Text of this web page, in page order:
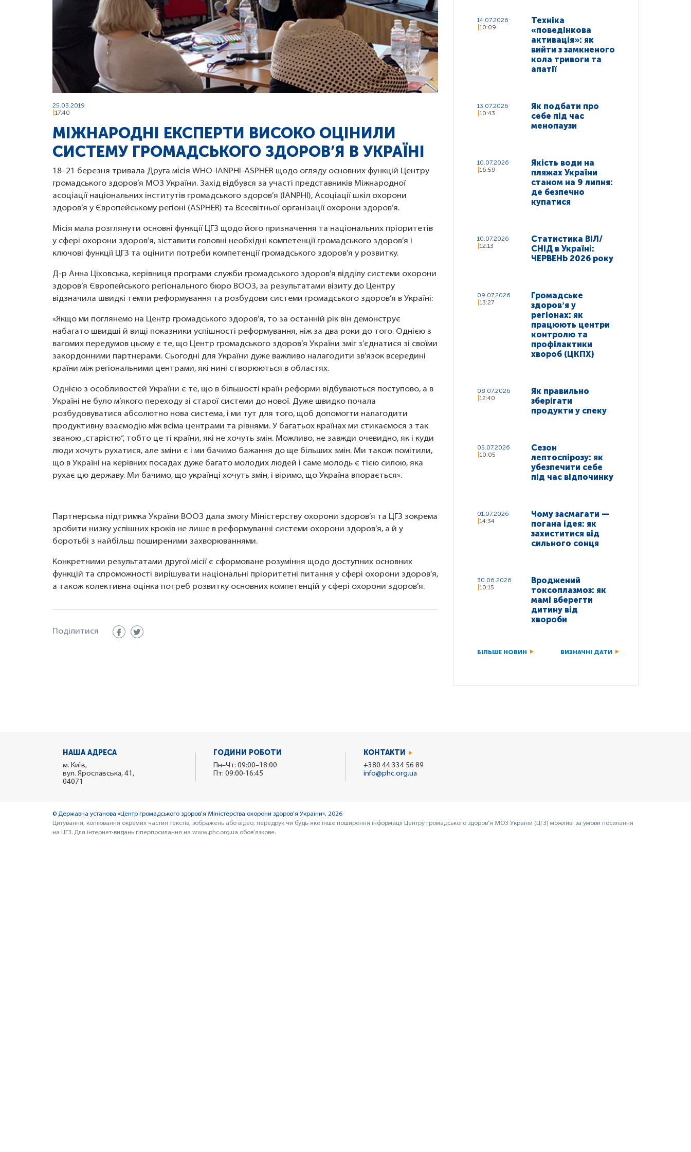
25.03.2019
17:40
МІЖНАРОДНІ ЕКСПЕРТИ ВИСОКО ОЦІНИЛИ
СИСТЕМУ ГРОМАДСЬКОГО ЗДОРОВ’Я В УКРАЇНІ
18–21 березня тривала Друга місія WHO-IANPHI-ASPHER щодо огляду основних функцій Центру
громадського здоров’я МОЗ України. Захід відбувся за участі представників Міжнародної
асоціації національних інститутів громадського здоров’я (IANPHI), Асоціації шкіл охорони
здоров’я у Європейському регіоні (ASPHER) та Всесвітньої організації охорони здоров’я.
Місія мала розглянути основні функції ЦГЗ щодо його призначення та національних пріоритетів
у сфері охорони здоров’я, зіставити головні необхідні компетенції громадського здоров’я і
ключові функції ЦГЗ та оцінити потреби компетенції громадського здоров’я у розвитку.
Д-р Анна Ціховська, керівниця програми служби громадського здоров’я відділу системи охорони
здоров’я Європейського регіонального бюро ВООЗ, за результатами візиту до Центру
відзначила швидкі темпи реформування та розбудови системи громадського здоров’я в Україні:
«Якщо ми поглянемо на Центр громадського здоров’я, то за останній рік він демонструє
набагато швидші й вищі показники успішності реформування, ніж за два роки до того. Однією з
вагомих передумов цьому є те, що Центр громадського здоров’я України зміг з’єднатися зі своїми
закордонними партнерами. Сьогодні для України дуже важливо налагодити зв’язок всередині
країни між регіональними центрами, які нині створюються в областях.
Однією з особливостей України є те, що в більшості країн реформи відбуваються поступово, а в
Україні не було м’якого переходу зі старої системи до нової. Дуже швидко почала
розбудовуватися абсолютно нова система, і ми тут для того, щоб допомогти налагодити
продуктивну взаємодію між всіма центрами та рівнями. У багатьох країнах ми стикаємося з так
званою „старістю“, тобто це ті країни, які не хочуть змін. Можливо, не завжди очевидно, як і куди
люди хочуть рухатися, але зміни є і ми бачимо бажання до ще більших змін. Ми також помітили,
що в Україні на керівних посадах дуже багато молодих людей і саме молодь є тією силою, яка
рухає цю державу. Ми бачимо, що українці хочуть змін, і віримо, що Україна впорається».
Партнерська підтримка України ВООЗ дала змогу Міністерству охорони здоров’я та ЦГЗ зокрема
зробити низку успішних кроків не лише в реформуванні системи охорони здоров’я, а й у
боротьбі з найбільш поширеними захворюваннями.
Конкретними результатами другої місії є сформоване розуміння щодо доступних основних
функцій та спроможності вирішувати національні пріоритетні питання у сфері охорони здоров’я,
а також колективна оцінка потреб розвитку основних компетенцій у сфері охорони здоров’я.
Поділитися
14.07.2026
10:09
Техніка
«поведінкова
активація»: як
вийти з замкненого
кола тривоги та
апатії
13.07.2026
10:43
Як подбати про
себе під час
менопаузи
10.07.2026
16:59
Якість води на
пляжах України
станом на 9 липня:
де безпечно
купатися
10.07.2026
12:13
Статистика ВІЛ/
СНІД в Україні:
ЧЕРВЕНЬ 2026 року
09.07.2026
13:27
Громадське
здоровʼя у
регіонах: як
працюють центри
контролю та
профілактики
хвороб (ЦКПХ)
08.07.2026
12:40
Як правильно
зберігати
продукти у спеку
05.07.2026
10:05
Сезон
лептоспірозу: як
убезпечити себе
під час відпочинку
01.07.2026
14:34
Чому засмагати —
погана ідея: як
захиститися від
сильного сонця
30.06.2026
10:15
Вроджений
токсоплазмоз: як
мамі вберегти
дитину від
хвороби
БІЛЬШЕ НОВИН ВИЗНАЧНІ ДАТИ
НАША АДРЕСА
м. Київ,
вул. Ярославська, 41,
04071
ГОДИНИ РОБОТИ
Пн–Чт: 09:00–18:00
Пт: 09:00-16:45
КОНТАКТИ
+380 44 334 56 89
info@phc.org.ua
© Державна установа «Центр громадського здоров’я Міністерства охорони здоров’я України», 2026
Цитування, копіювання окремих частин текстів, зображень або відео, передрук чи будь-яке інше поширення інформації Центру громадського здоров’я МОЗ України (ЦГЗ) можливі за умови посилання
на ЦГЗ. Для інтернет-видань гіперпосилання на www.phc.org.ua обов’язкове.